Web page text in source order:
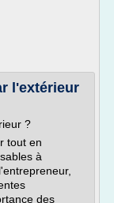
l'extérieur
?
tout en
à
des